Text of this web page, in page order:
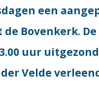
een
Bovenkerk.
uur
der Velde